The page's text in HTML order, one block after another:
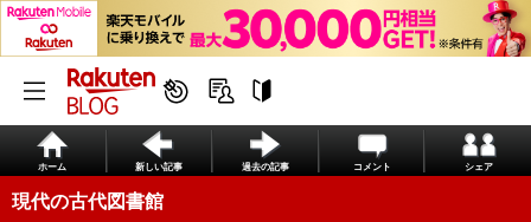
ホーム 新しい記事 過去の記事 コメント シェア
現代の古代図書館